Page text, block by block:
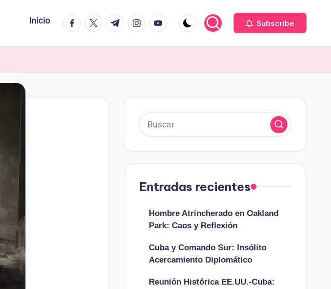
Inicio facebook.com
twitter.com
t.me instagram.com
youtube.com Subscribe
Entradas recientes
Hombre Atrincherado en Oakland
Park: Caos y Reflexión
Cuba y Comando Sur: Insólito
Acercamiento Diplomático
Reunión Histórica EE.UU.-Cuba: